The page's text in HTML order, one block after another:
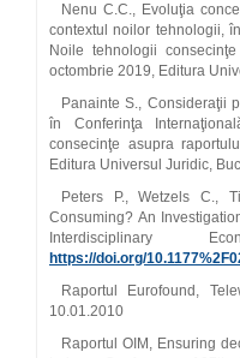
Nenu C.C., Evoluţia
contextul noilor tehnologii,
Noile tehnologii
octombrie 2019, Editura
Panainte S., Consideraţii
în Conferinţa
consecinţe asupra
Editura Universul Juridic,
Peters P., Wetzels C.,
Consuming? An
Interdisciplinary
https://doi.org/
Raportul Eurofound,
10.01.2010
Raportul OIM, Ensuring